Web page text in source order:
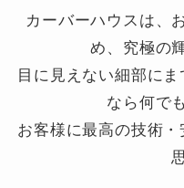
カーバーハウスは、
め、究極の
目に見えない細部に
なら何で
お客様に最高の技術